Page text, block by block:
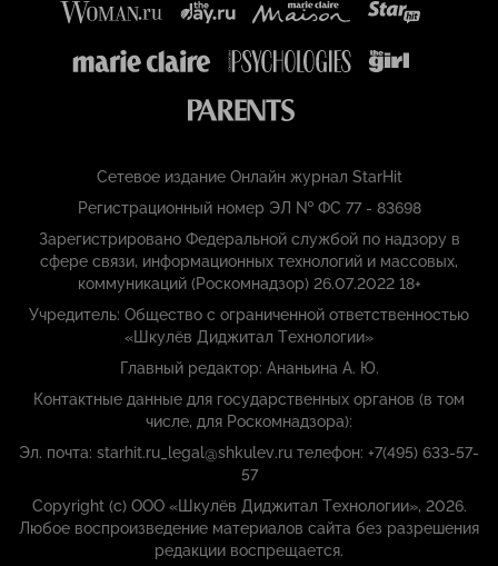
Сетевое издание Онлайн журнал StarHit
Регистрационный номер ЭЛ № ФС 77 - 83698
Зарегистрировано Федеральной службой по надзору в
сфере связи, информационных технологий и массовых,
коммуникаций (Роскомнадзор) 26.07.2022 18+
Учредитель: Общество с ограниченной ответственностью
«Шкулёв Диджитал Технологии»
Главный редактор: Ананьина А. Ю.
Контактные данные для государственных органов (в том
числе, для Роскомнадзора):
Эл. почта: starhit.ru_legal@shkulev.ru телефон: +7(495) 633-57-
57
Copyright (с) ООО «Шкулёв Диджитал Технологии», 2026.
Любое воспроизведение материалов сайта без разрешения
редакции воспрещается.